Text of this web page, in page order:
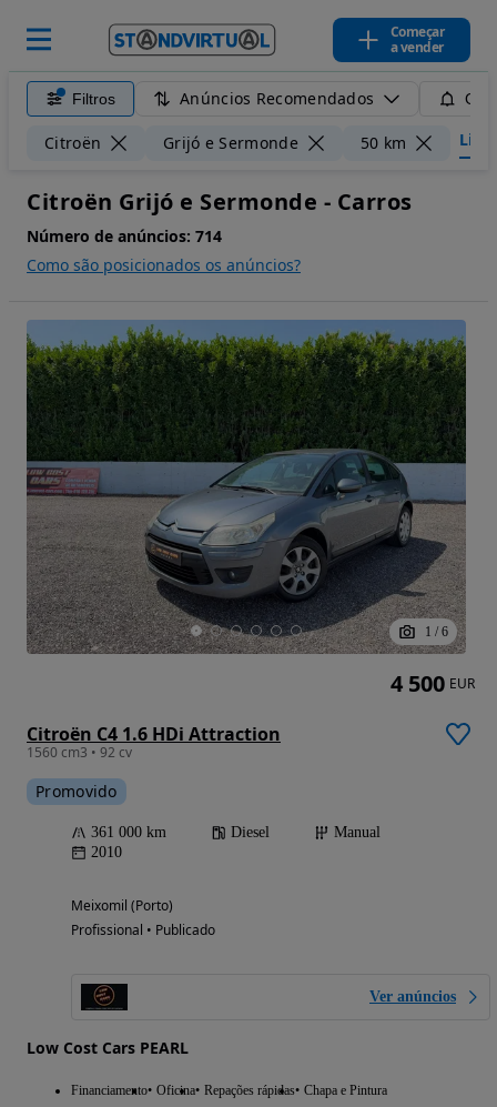
Começar
a vender
Filtros Anúncios Recomendados
Citroën Grijó e Sermonde 50 km
Citroën Grijó e Sermonde - Carros
Número de anúncios: 714
Como são posicionados os anúncios?
1 / 6
Citroën C4 1.6 HDi Attraction
1560 cm3 • 92 cv
Promovido
361 000 km Diesel
Manual
2010
Meixomil (Porto)
Profissional • Publicado
Ver anúncios
Low Cost Cars PEARL
Financiamento Oficina Repações rápidas Chapa e Pintura
4 500 EUR